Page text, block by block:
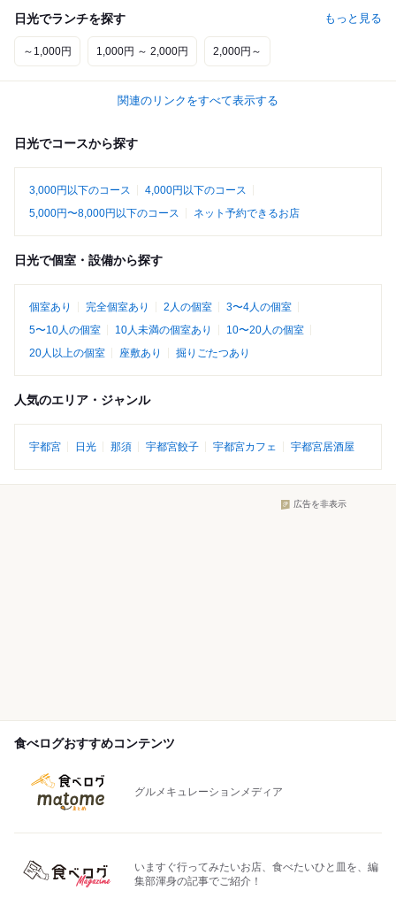
日光でランチを探す もっと見る
～1,000円 1,000円 ～ 2,000円 2,000円～
関連のリンクをすべて表示する
日光でコースから探す
3,000円以下のコース
4,000円以下のコース
5,000円〜8,000円以下のコース
ネット予約できるお店
日光で個室・設備から探す
個室あり 完全個室あり 2人の個室
3〜4人の個室
5〜10人の個室
10人未満の個室あり
10〜20人の個室
20人以上の個室
座敷あり 掘りごたつあり
人気のエリア・ジャンル
宇都宮 日光 那須 宇都宮餃子 宇都宮カフェ 宇都宮居酒屋
広告を非表示
食べログおすすめコンテンツ
グルメキュレーションメディア
いますぐ行ってみたいお店、食べたいひと皿を、編
集部渾身の記事でご紹介！